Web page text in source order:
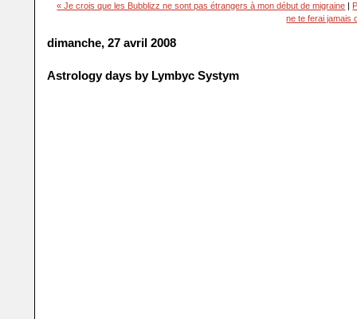
« Je crois que les Bubblizz ne sont pas étrangers à mon début de migraine |
ne te ferai jamais
dimanche, 27 avril 2008
Astrology days by Lymbyc Systym